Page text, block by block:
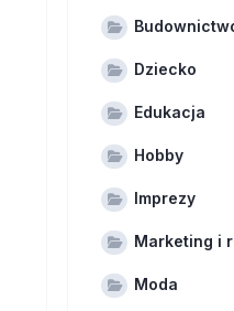
Dziecko
Edukacja
Hobby
Imprezy
Marketing i
Moda